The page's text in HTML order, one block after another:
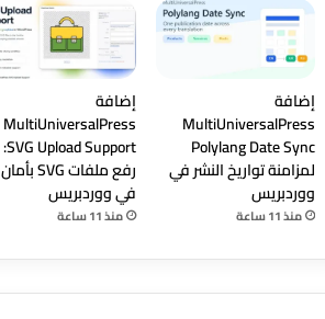
إضافة
MultiUniversalPress
Polylang Date Sync
لمزامنة تواريخ النشر في
ووردبريس
منذ 11 ساعة
إضافة
MultiUniversalPress
SVG Upload Support:
رفع ملفات SVG بأمان
في ووردبريس
منذ 11 ساعة